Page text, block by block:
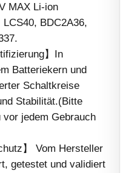
MAX Li-ion
LCS40, BDC2A36,
】In
Batteriekern und
Schaltkreise
Stabilität.(Bitte
vor jedem Gebrauch
】 Vom Hersteller
getestet und validiert